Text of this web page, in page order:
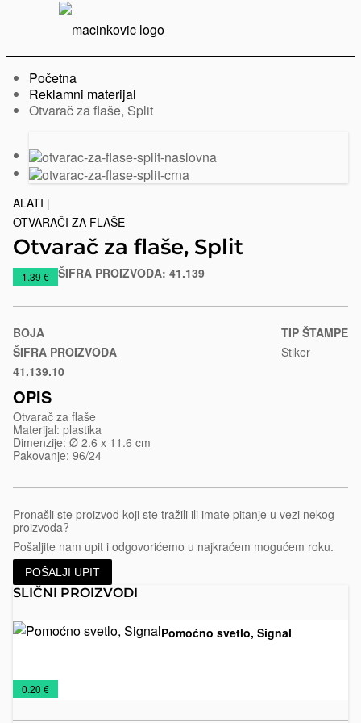
Početna
Reklamni materijal
Trenutno:
Otvarač za flaše, Split
Prethodni
slajd
Sledeći
slajd
ALATI |
OTVARAČI ZA FLAŠE
Otvarač za flaše, Split
https://www.macinkovic.rs/reklamni-
flase-
split
1.39 € ŠIFRA PROIZVODA: 41.139
BOJA
ŠIFRA PROIZVODA
Crna
41.139.10
TIP ŠTAMPE
Stiker
OPIS
Otvarač za flaše
Materijal: plastika
Dimenzije: Ø 2.6 x 11.6 cm
Pakovanje: 96/24
Pronašli ste proizvod koji ste tražili ili imate pitanje u vezi nekog
proizvoda?
Pošaljite nam upit i odgovorićemo u najkraćem mogućem roku.
POŠALJI UPIT
SLIČNI PROIZVODI
Pomoćno svetlo, Signal
Alati
Baterijske
lampe
0.20 €